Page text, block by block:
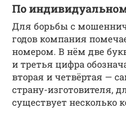
По
Для борьбы с
годов компания
номером. В нём две
и третья цифра
вторая и четвёртая —
страну-изготовителя,
существует несколько